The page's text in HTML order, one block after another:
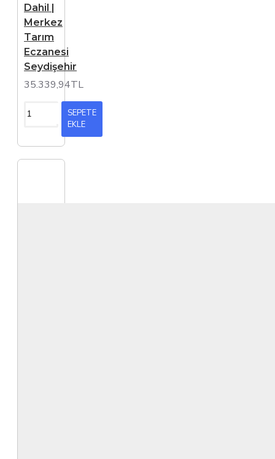
Dahil |
Merkez
Tarım
Eczanesi
Seydişehir
35.339,94TL
SEPETE
EKLE